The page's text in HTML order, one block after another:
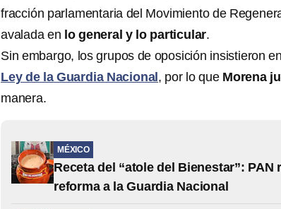
fracción parlamentaria del Movimiento de
avalada en lo general y lo particular.
Sin embargo, los grupos de oposición insistieron
Ley de la Guardia Nacional , por lo que Morena
manera.
MÉXICO
Receta del “atole del Bienestar”:
reforma a la Guardia Nacional